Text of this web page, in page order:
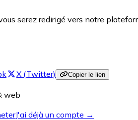
serez redirigé vers notre
X (Twitter) Copier le lien
web
J'ai déjà un compte →